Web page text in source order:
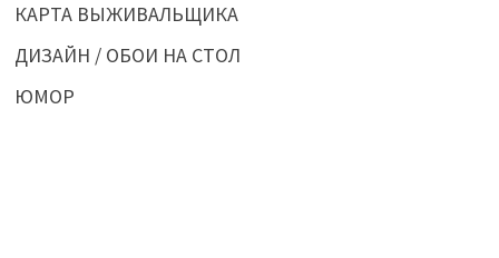
КАРТА ВЫЖИВАЛЬЩИКА
ДИЗАЙН / ОБОИ НА СТОЛ
ЮМОР